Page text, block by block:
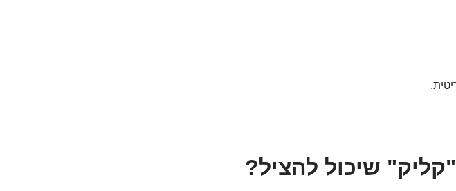
שיכול להציל?